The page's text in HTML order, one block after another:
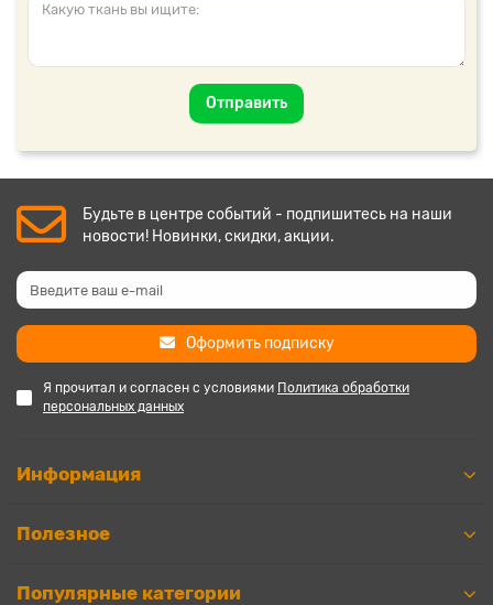
Отправить
Будьте в центре событий - подпишитесь на наши
новости! Новинки, скидки, акции.
Оформить подписку
Я прочитал и согласен с условиями Политика обработки
персональных данных
Информация
Полезное
Популярные категории